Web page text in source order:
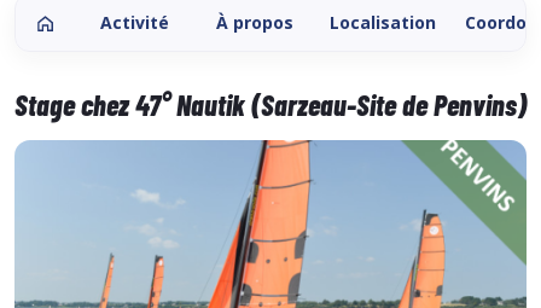
Activité À propos Localisation
Stage chez 47° Nautik (Sarzeau-Site de Penvins)